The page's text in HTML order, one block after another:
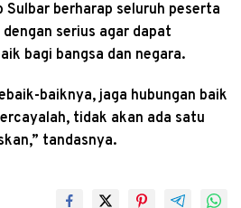
Sulbar berharap seluruh peserta
serius agar dapat
bagi bangsa dan negara.
baiknya, jaga hubungan baik
tidak akan ada satu
tandasnya.